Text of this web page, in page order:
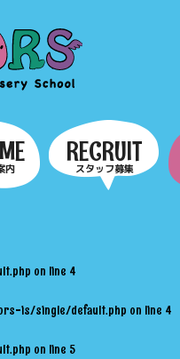
内
RECRUIT
スタッフ募集
on line 4
is/single/default.php on line 4
on line 5